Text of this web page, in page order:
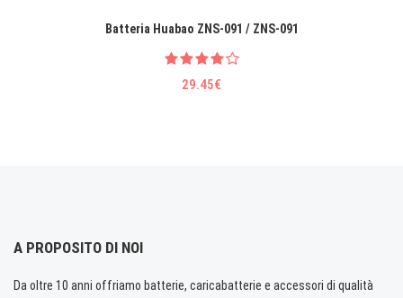
Batteria Huabao ZNS-091 / ZNS-091
29.45€
A PROPOSITO DI NOI
Da oltre 10 anni offriamo batterie, caricabatterie e accessori di qualità